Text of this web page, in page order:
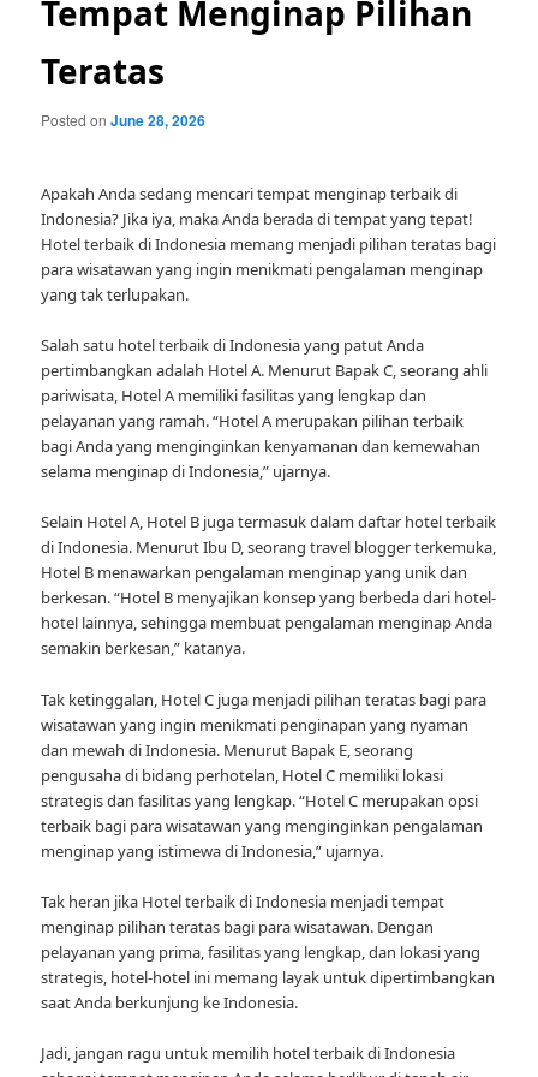
Tempat Menginap Pilihan
Teratas
Posted onJune 28, 2026
Apakah Anda sedang mencari tempat menginap terbaik di
Indonesia? Jika iya, maka Anda berada di tempat yang tepat!
Hotel terbaik di Indonesia memang menjadi pilihan teratas bagi
para wisatawan yang ingin menikmati pengalaman menginap
yang tak terlupakan.
Salah satu hotel terbaik di Indonesia yang patut Anda
pertimbangkan adalah Hotel A. Menurut Bapak C, seorang ahli
pariwisata, Hotel A memiliki fasilitas yang lengkap dan
pelayanan yang ramah. “Hotel A merupakan pilihan terbaik
bagi Anda yang menginginkan kenyamanan dan kemewahan
selama menginap di Indonesia,” ujarnya.
Selain Hotel A, Hotel B juga termasuk dalam daftar hotel terbaik
di Indonesia. Menurut Ibu D, seorang travel blogger terkemuka,
Hotel B menawarkan pengalaman menginap yang unik dan
berkesan. “Hotel B menyajikan konsep yang berbeda dari hotel-
hotel lainnya, sehingga membuat pengalaman menginap Anda
semakin berkesan,” katanya.
Tak ketinggalan, Hotel C juga menjadi pilihan teratas bagi para
wisatawan yang ingin menikmati penginapan yang nyaman
dan mewah di Indonesia. Menurut Bapak E, seorang
pengusaha di bidang perhotelan, Hotel C memiliki lokasi
strategis dan fasilitas yang lengkap. “Hotel C merupakan opsi
terbaik bagi para wisatawan yang menginginkan pengalaman
menginap yang istimewa di Indonesia,” ujarnya.
Tak heran jika Hotel terbaik di Indonesia menjadi tempat
menginap pilihan teratas bagi para wisatawan. Dengan
pelayanan yang prima, fasilitas yang lengkap, dan lokasi yang
strategis, hotel-hotel ini memang layak untuk dipertimbangkan
saat Anda berkunjung ke Indonesia.
Jadi, jangan ragu untuk memilih hotel terbaik di Indonesia